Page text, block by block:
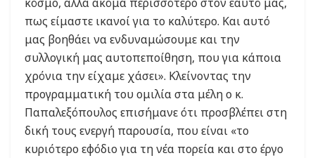
πως είμαστε ικανοί για το καλύτερο. Και αυτό
μας βοηθάει να ενδυναμώσουμε και την
συλλογική μας αυτοπεποίθηση, που για κάποια
χρόνια την είχαμε χάσει». Κλείνοντας την
προγραμματική του ομιλία στα μέλη ο κ.
Παπαλεξόπουλος επισήμανε ότι προσβλέπει στη
δική τους ενεργή παρουσία, που είναι «το
κυριότερο εφόδιο για τη νέα πορεία και στο έργο